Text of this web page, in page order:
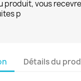
produit, vous
p
Détails du